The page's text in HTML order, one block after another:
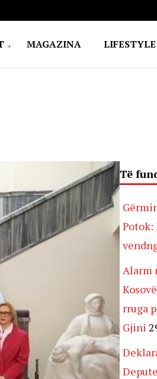
MAGAZINA LIFESTYLE
Të
Potok:
Alarm
rruga
Gjini